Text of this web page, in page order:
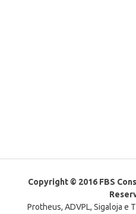
Copyright © 2016 FBS
Protheus, ADVPL, Sigaloja e